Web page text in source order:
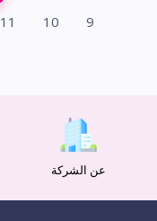
9
10
11
عن الشركة